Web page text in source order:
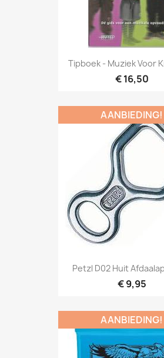
Snel
Tipboek - Muziek Voor
€ 16,50
Snel
Petzl D02 Huit
€ 9,95
AANBIEDING!
AANBIEDING!